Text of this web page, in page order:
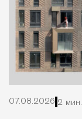
07.08.2026 2